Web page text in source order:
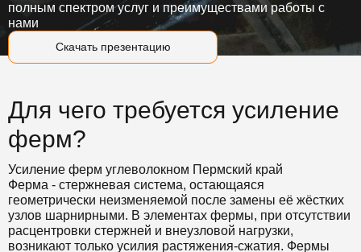
Скачать презентацию
полным спектром услуг и преимуществами работы с
нами
Для чего требуется усиление
ферм?
Усиление ферм углеволокном Пермский край
Ферма - стержневая система, остающаяся
геометрически неизменяемой после замены её жёстких
узлов шарнирными. В элементах фермы, при отсутствии
расцентровки стержней и внеузловой нагрузки,
возникают только усилия растяжения-сжатия. Фермы